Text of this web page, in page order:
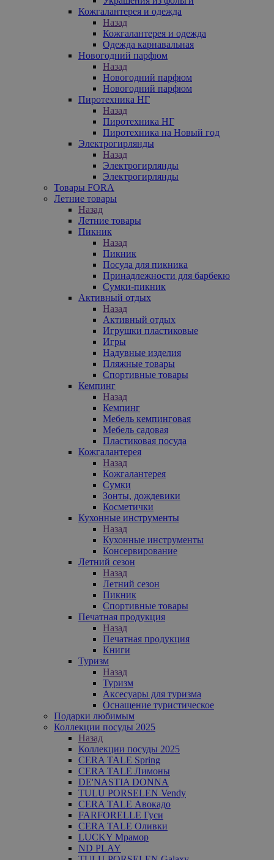
Кожгалантерея и одежда
Назад
Кожгалантерея и одежда
Одежда карнавальная
Новогодний парфюм
Назад
Новогодний парфюм
Новогодний парфюм
Пиротехника НГ
Назад
Пиротехника НГ
Пиротехника на Новый год
Электрогирлянды
Назад
Электрогирлянды
Электрогирлянды
Товары FORA
Летние товары
Назад
Летние товары
Пикник
Назад
Пикник
Посуда для пикника
Принадлежности для барбекю
Сумки-пикник
Активный отдых
Назад
Активный отдых
Игрушки пластиковые
Игры
Надувные изделия
Пляжные товары
Спортивные товары
Кемпинг
Назад
Кемпинг
Мебель кемпинговая
Мебель садовая
Пластиковая посуда
Кожгалантерея
Назад
Кожгалантерея
Сумки
Зонты, дождевики
Косметички
Кухонные инструменты
Назад
Кухонные инструменты
Консервирование
Летний сезон
Назад
Летний сезон
Пикник
Спортивные товары
Печатная продукция
Назад
Печатная продукция
Книги
Туризм
Назад
Туризм
Аксесуары для туризма
Оснащение туристическое
Подарки любимым
Коллекции посуды 2025
Назад
Коллекции посуды 2025
CERA TALE Spring
CERA TALE Лимоны
DE'NASTIA DONNA
TULU PORSELEN Vendy
CERA TALE Авокадо
FARFORELLE Гуси
CERA TALE Оливки
LUCKY Мрамор
ND PLAY